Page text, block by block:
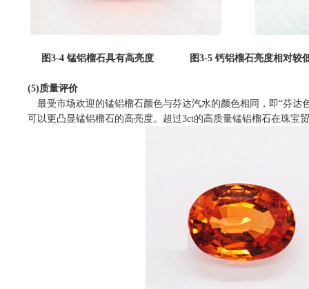
图3-4 锰铝榴石具有高亮度 图3-5 钙铝榴石亮度相对较
(5)质量评价
最受市场欢迎的锰铝榴石颜色与芬达汽水的颜色相同，即“芬达
可以更凸显锰铝榴石的高亮度。超过3ct的高质量锰铝榴石在珠宝